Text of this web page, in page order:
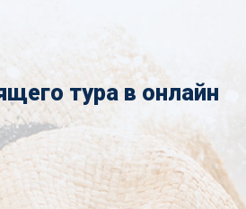
тура в онлайн